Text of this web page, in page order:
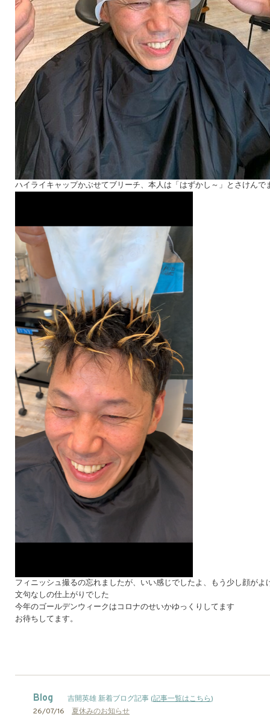
ハイライキャップかぶせてブリーチ、本人は「はずかし～」とさけんで
フィニッシュ撮るの忘れましたが、いい感じでしたよ、もう少し顔がよ
文句なしの仕上がりでした
今年のゴールデンウィークはコロナのせいかゆっくりしてます
お待ちしてます。
Blog 吉開英雄 新着ブログ記事 (記事一覧はこちら)
26/07/16 夏休みのお知らせ